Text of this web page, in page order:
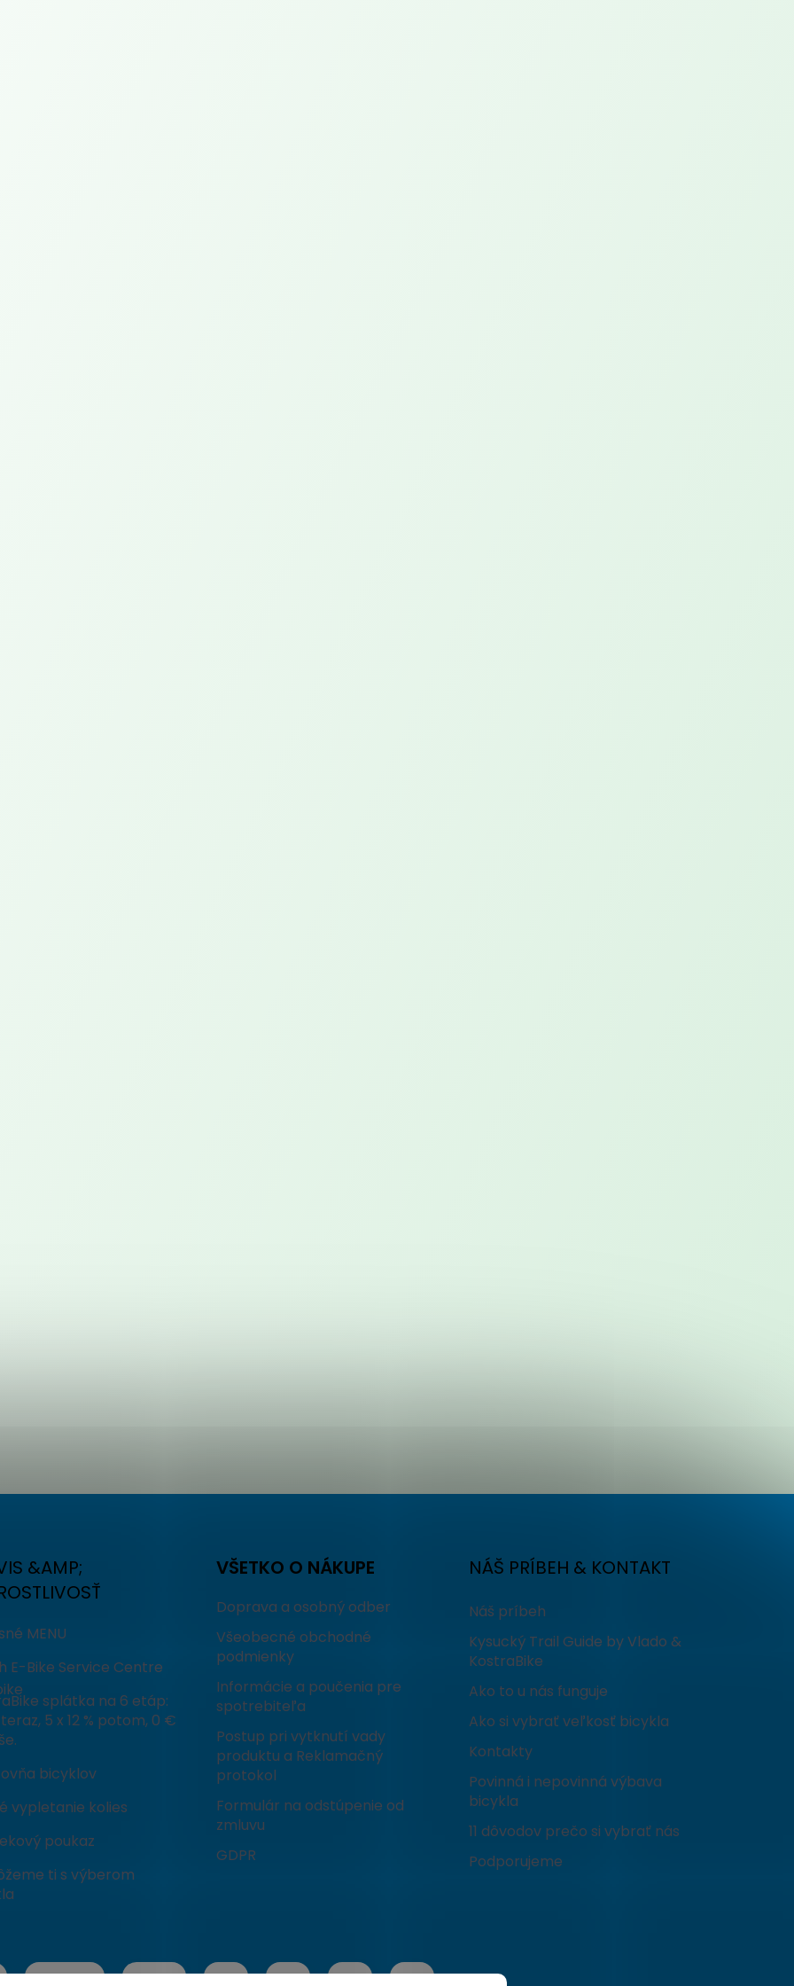
&AMP;
MENU
E-Bike Service Centre
splátka na 6 etáp:
5 x 12 % potom, 0 €
bicyklov
vypletanie kolies
poukaz
ti s výberom
VŠETKO O NÁKUPE
Doprava a osobný odber
Všeobecné obchodné
podmienky
Informácie a poučenia pre
spotrebiteľa
Postup pri vytknutí vady
produktu a Reklamačný
protokol
Formulár na odstúpenie od
zmluvu
GDPR
NÁŠ PRÍBEH & KONTAKT
Náš príbeh
Kysucký Trail Guide by Vlado &
KostraBike
Ako to u nás funguje
Ako si vybrať veľkosť bicykla
Kontakty
Povinná i nepovinná výbava
bicykla
11 dôvodov prečo si vybrať nás
Podporujeme